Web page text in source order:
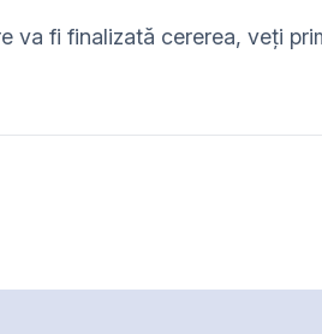
va fi finalizată cererea, veți